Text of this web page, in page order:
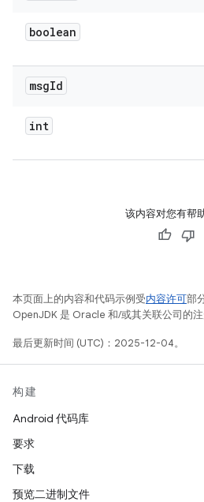
boolean
msgId
int
该内容对您有帮
本页面上的内容和代码示例受内容许可部
OpenJDK 是 Oracle 和/或其关联公司的注
最后更新时间 (UTC)：2025-12-04。
构建
Android 代码库
要求
下载
预览二进制文件